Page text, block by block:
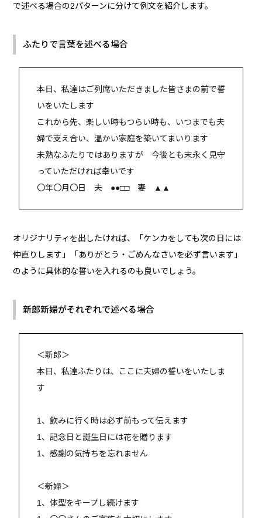
で述べる場合の2パターンに分けて例文を紹介します。
ふたりで言葉を述べる場合
本日、私達はご列席いただきました皆さまの前で誓
いをいたします
これから先、楽しい時もつらい時も、いつまでも夫
婦で支え合い、温かい家庭を築いてまいります
未熟なふたりではありますが 今後とも末永く見守
っていただければ幸いです
〇年〇月〇日 夫 ●●□□ 妻 ▲▲
オリジナリティを出したければ、「ケンカをしても次の日には
仲直りします」「ありがとう・ごめんなさいを必ず言います」
のように具体的な誓いを入れるのも良いでしょう。
新郎新婦がそれぞれで述べる場合
＜新郎＞
本日、私達ふたりは、ここに夫婦の誓いをいたしま
す
1、飲みに行く時は必ず前もって伝えます
1、記念日と誕生日には花を贈ります
1、感謝の気持ちを忘れません
＜新婦＞
1、体型をキープし続けます